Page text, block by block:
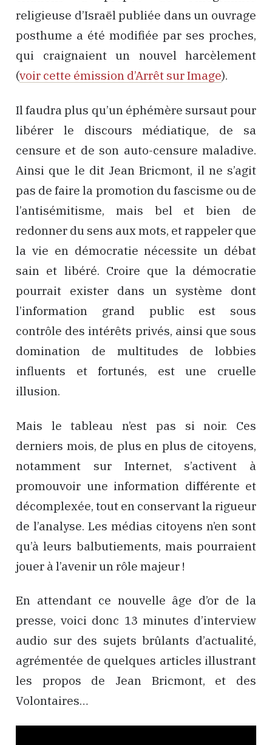
religieuse d’Israël publiée dans un ouvrage
posthume a été modifiée par ses proches,
qui craignaient un nouvel harcèlement
(voir cette émission d’Arrêt sur Image).
Il faudra plus qu’un éphémère sursaut pour
libérer le discours médiatique, de sa
censure et de son auto-censure maladive.
Ainsi que le dit Jean Bricmont, il ne s’agit
pas de faire la promotion du fascisme ou de
l’antisémitisme, mais bel et bien de
redonner du sens aux mots, et rappeler que
la vie en démocratie nécessite un débat
sain et libéré. Croire que la démocratie
pourrait exister dans un système dont
l’information grand public est sous
contrôle des intérêts privés, ainsi que sous
domination de multitudes de lobbies
influents et fortunés, est une cruelle
illusion.
Mais le tableau n’est pas si noir. Ces
derniers mois, de plus en plus de citoyens,
notamment sur Internet, s’activent à
promouvoir une information différente et
décomplexée, tout en conservant la rigueur
de l’analyse. Les médias citoyens n’en sont
qu’à leurs balbutiements, mais pourraient
jouer à l’avenir un rôle majeur !
En attendant ce nouvelle âge d’or de la
presse, voici donc 13 minutes d’interview
audio sur des sujets brûlants d’actualité,
agrémentée de quelques articles illustrant
les propos de Jean Bricmont, et des
Volontaires…